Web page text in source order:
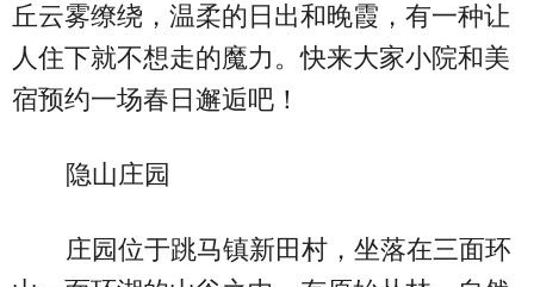
丘云雾缭绕，温柔的日出和晚霞，有一种让
人住下就不想走的魔力。快来大家小院和美
宿预约一场春日邂逅吧！
隐山庄园
庄园位于跳马镇新田村，坐落在三面环